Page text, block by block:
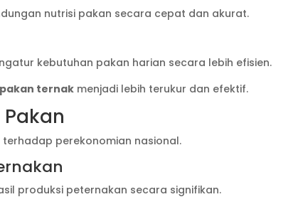
nutrisi pakan secara cepat dan akurat.
kebutuhan pakan harian secara lebih efisien.
ternak menjadi lebih terukur dan efektif.
perekonomian nasional.
produksi peternakan secara signifikan.